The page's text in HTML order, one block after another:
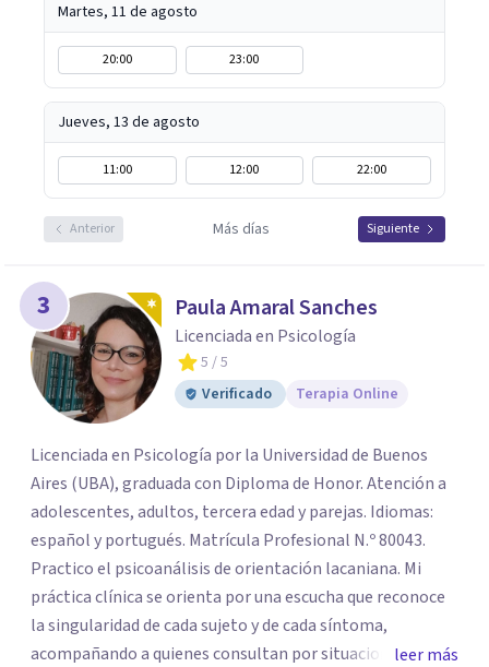
Martes, 11 de agosto
20:00 23:00
Jueves, 13 de agosto
11:00 12:00 22:00
Anterior Más días Siguiente
3 Paula Amaral Sanches
Licenciada en Psicología
5 / 5
Verificado
Terapia Online
Licenciada en Psicología por la Universidad de Buenos
Aires (UBA), graduada con Diploma de Honor. Atención a
adolescentes, adultos, tercera edad y parejas. Idiomas:
español y portugués. Matrícula Profesional N.º 80043.
Practico el psicoanálisis de orientación lacaniana. Mi
práctica clínica se orienta por una escucha que reconoce
la singularidad de cada sujeto y de cada síntoma,
acompañando a quienes consultan por situaciones deleer más